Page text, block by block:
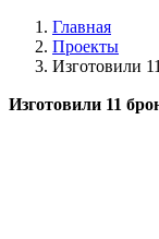
Главная
Проекты
Изготовили
Изготовили 11